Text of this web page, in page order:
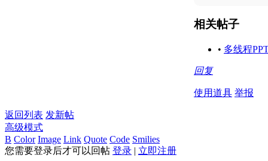
相关帖子
• 多线程
回复
使用道具 举报
返回列表 发新帖
高级模式
B Color Image Link Quote Code Smilies
您需要登录后才可以回帖 登录 立即注册